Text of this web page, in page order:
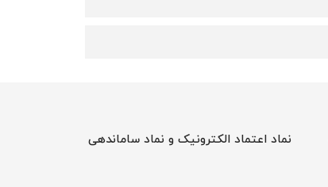
نماد اعتماد الکترونیک و نماد ساماندهی